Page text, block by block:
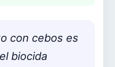
con cebos es
biocida